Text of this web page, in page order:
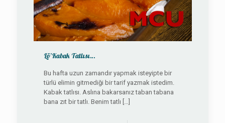
Lö’Kabak Tatlısı…
Bu hafta uzun zamandır yapmak isteyipte bir
türlü elimin gitmediği bir tarif yazmak istedim.
Kabak tatlısı. Aslına bakarsanız taban tabana
bana zıt bir tatlı. Benim tatlı […]